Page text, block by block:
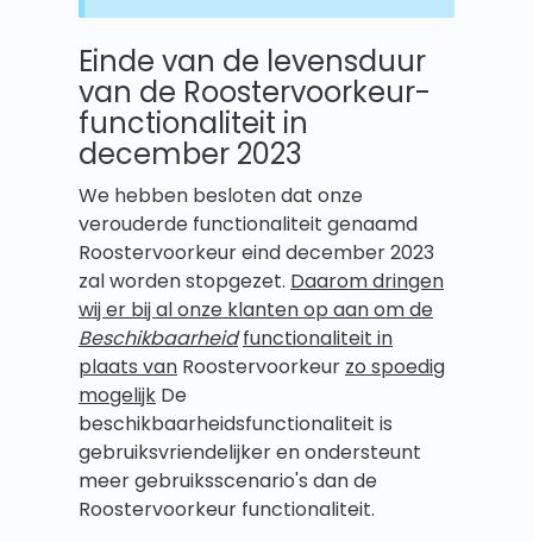
Einde van de levensduur
van de Roostervoorkeur-
functionaliteit in
december 2023
We hebben besloten dat onze
verouderde functionaliteit genaamd
Roostervoorkeur eind december 2023
zal worden stopgezet. Daarom dringen
wij er bij al onze klanten op aan om de
Beschikbaarheid functionaliteit in
plaats van Roostervoorkeur zo spoedig
mogelijk De
beschikbaarheidsfunctionaliteit is
gebruiksvriendelijker en ondersteunt
meer gebruiksscenario's dan de
Roostervoorkeur functionaliteit.